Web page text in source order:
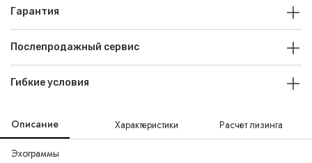
Гарантия
Послепродажный сервис
Гибкие условия
Описание Характеристики Расчет лизинга
Эхограммы